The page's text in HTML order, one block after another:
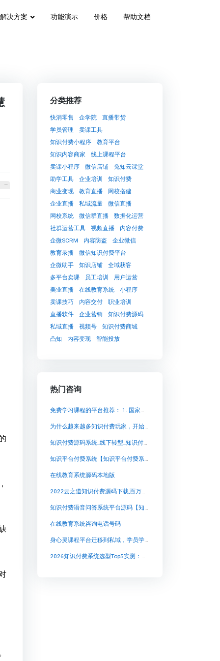
解决方案 功能演示 价格 帮助文档
分类推荐
快消零售 企学院
直播带货
学员管理
卖课工具
知识付费小程序
教育平台
知识内容商家
线上课程平台
卖课小程序
微信店铺
兔知云课堂
助学工具
企业培训
知识付费
商业变现
教育直播
网校搭建
企业直播
私域流量
微信直播
网校系统
微信群直播
数据化运营
社群运营工具
视频直播
内容付费
企微SCRM
内容防盗
企业微信
教育录播
微信知识付费平台
企微助手
知识店铺
全域获客
多平台卖课
员工培训
用户运营
美业直播
在线教育系统
小程序
卖课技巧
内容交付
职业培训
直播软件
企业营销
知识付费源码
私域直播
视频号
知识付费商城
凸知
内容变现 智能投放
热门咨询
免费学习课程的平台推荐： 1. 国家中小学智慧教育平台 2. 国家高等教育智慧教育平台
为什么越来越多知识付费玩家，开始选择自建卖课平台？
知识付费源码系统_线下转型_知识付费源码_开启企业创业扶持计划【知识付费源码系统_线下转型_知识付费源码_开启企业创业扶持计划知识付费系统系统怎么制作，知识付费系统搭建使用教程】
知识平台付费系统【知识平台付费系统知识付费系统系统怎么制作，知识付费系统搭建使用教程】
在线教育系统源码本地版
2022云之道知识付费源码下载,百万热门资料库,即下即用..【2022云之道知识付费源码下载,百万热门资料库,即下即用..知识付费系统系统怎么制作，知识付费系统搭建使用教程】
知识付费语音问答系统平台源码【知识付费语音问答系统平台源码知识付费系统系统怎么制作，知识付费系统搭建使用教程】
在线教育系统咨询电话号码
身心灵课程平台迁移到私域，学员学习记录和会员权益怎么办？
2026知识付费系统选型Top5实测：源码交付如何破解内容变现瓶颈